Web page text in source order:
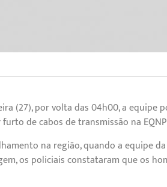
(27), por volta das 04h00, a
de cabos de transmissão na
na região, quando a equipe
os policiais constataram que os